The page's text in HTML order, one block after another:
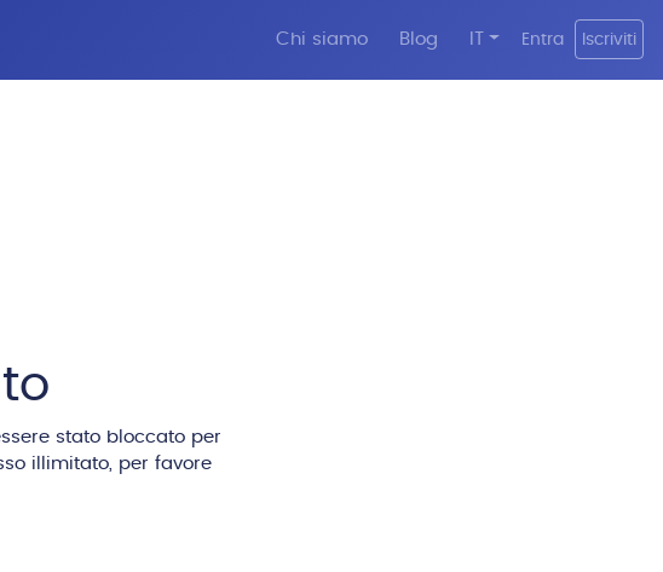
Chi siamo Blog Entra Iscriviti
stato bloccato per
illimitato, per favore